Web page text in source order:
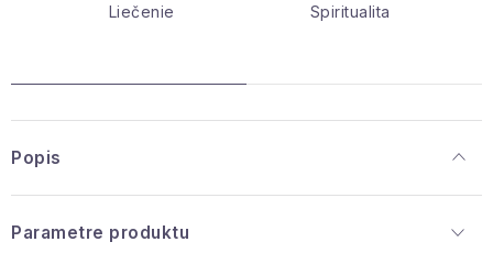
Liečenie Spiritualita
Popis
Parametre produktu